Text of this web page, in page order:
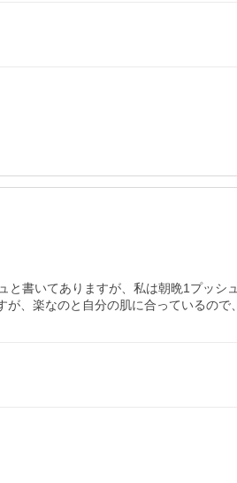
書いてありますが、私は朝晩1プッシ
が、楽なのと自分の肌に合っているの